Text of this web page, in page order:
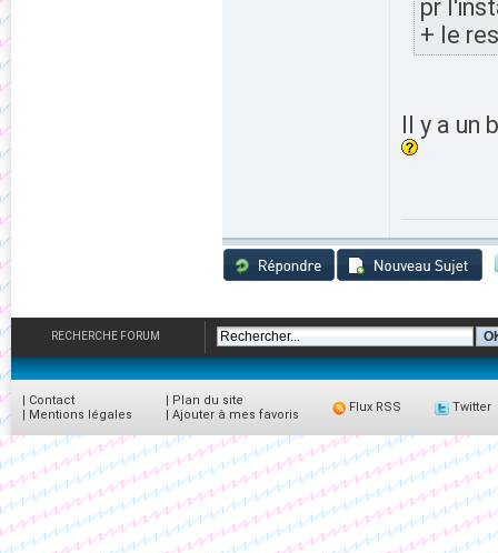
pr
+ le
Il y a un
RECHERCHE FORUM
| Contact
| Mentions légales
| Plan du site
| Ajouter à mes favoris
Flux RSS Twitter